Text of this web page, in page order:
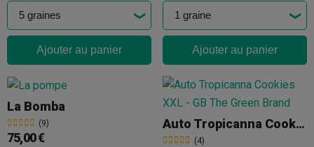
Ajouter au panier Ajouter au panier
La Bomba
(9)
75,00 €
Auto Tropicanna Cookies XXL
(4)